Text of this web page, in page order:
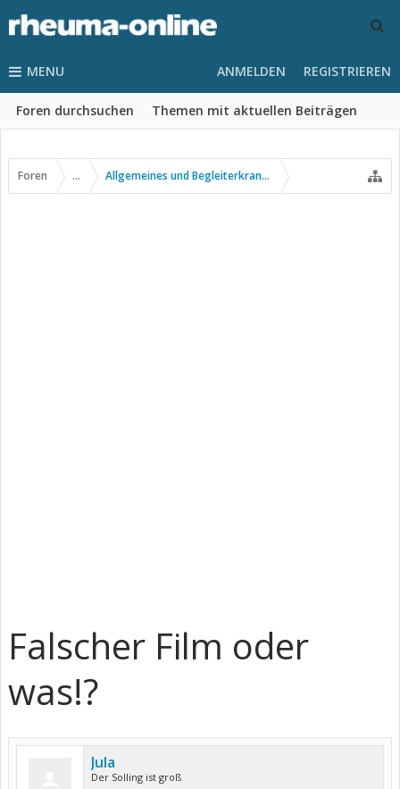
MENU
Foren durchsuchen Themen mit aktuellen Beiträgen
ANMELDEN REGISTRIEREN
Foren ... Allgemeines und Begleiterkrankungen
Falscher Film oder
was!?
Jula
Der Solling ist groß